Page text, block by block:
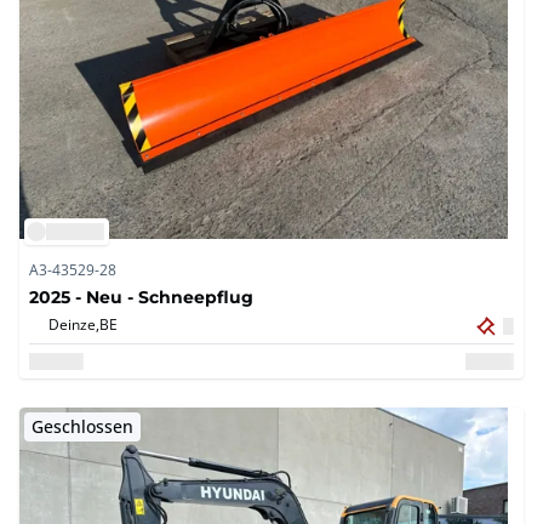
A3-43529-28
2025 - Neu - Schneepflug
Deinze,BE
Geschlossen